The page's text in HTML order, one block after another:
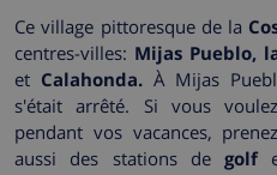
Ce village pittoresque de la
centres-villes: Mijas Pueblo,
et Calahonda.À Mijas
s'était arrêté. Si vous
pendant vos vacances,
aussi des stations de golf